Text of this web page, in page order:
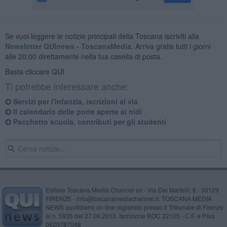
Se vuoi leggere le notizie principali della Toscana iscriviti alla
Newsletter QUInews - ToscanaMedia. Arriva gratis tutti i giorni
alle 20:00 direttamente nella tua casella di posta.
Basta cliccare QUI
Ti potrebbe interessare anche:
Servizi per l'infanzia, iscrizioni al via
Il calendario delle porte aperte ai nidi
Pacchetto scuola, contributi per gli studenti
Editore Toscana Media Channel srl - Via Dei Martelli, 8 - 50129
FIRENZE - info@toscanamediachannel.it. TOSCANA MEDIA
NEWS quotidiano on line registrato presso il Tribunale di Firenze
al n. 5935 del 27.09.2013. Iscrizione ROC 22105 - C.F. e P.Iva
0620787048